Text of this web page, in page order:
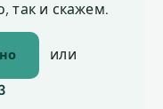
так и скажем.
или